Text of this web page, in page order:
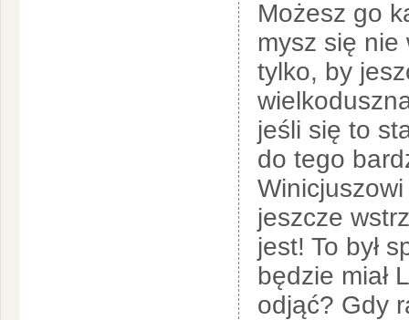
Możesz go
mysz się
tylko, by
jeśli się to
do tego
Winicjuszowi
jeszcze
jest! To był
będzie miał
odjąć? Gdy